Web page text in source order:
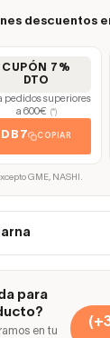
descuentos
CUPÓN 7%
DTO
pedidos superiores
a 600€
(*)
DB7 COPIAR
GME, NASHI.
para
en tu